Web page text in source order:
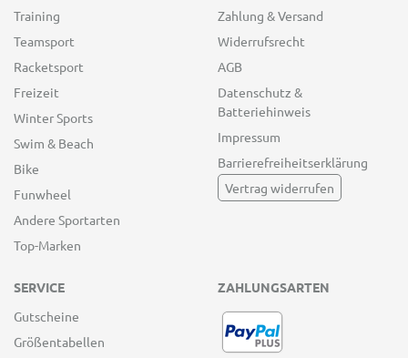
Training
Teamsport
Racketsport
Freizeit
Winter Sports
Swim & Beach
Bike
Funwheel
Andere Sportarten
Top-Marken
Zahlung & Versand
Widerrufsrecht
AGB
Datenschutz &
Batteriehinweis
Impressum
Barrierefreiheitserklärung
Vertrag widerrufen
SERVICE
Gutscheine
Größentabellen
ZAHLUNGSARTEN